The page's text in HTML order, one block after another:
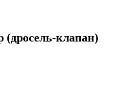
(дросель-клапан)